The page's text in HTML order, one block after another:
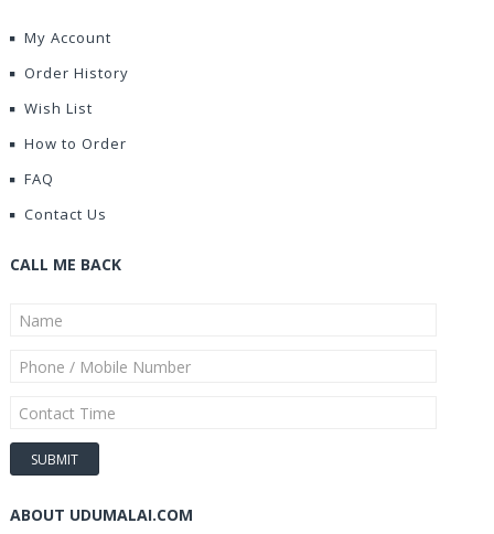
My Account
Order History
Wish List
How to Order
FAQ
Contact Us
CALL ME BACK
ABOUT UDUMALAI.COM